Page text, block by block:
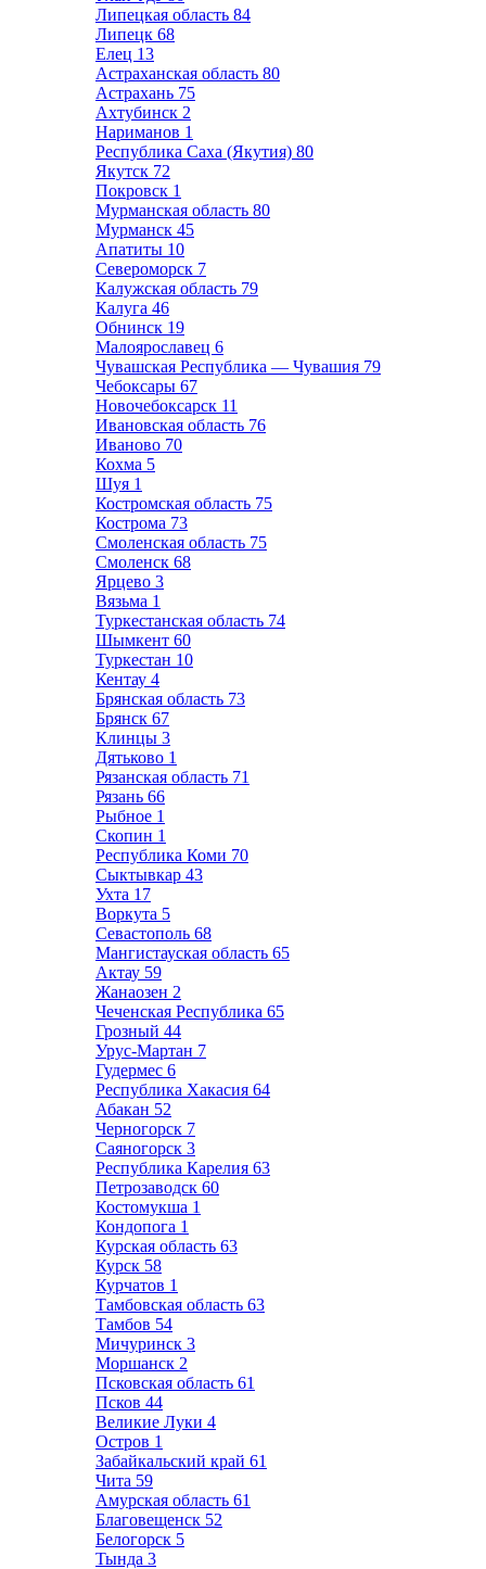
Липецкая область 84
Липецк 68
Елец 13
Астраханская область 80
Астрахань 75
Ахтубинск 2
Нариманов 1
Республика Саха (Якутия) 80
Якутск 72
Покровск 1
Мурманская область 80
Мурманск 45
Апатиты 10
Североморск 7
Калужская область 79
Калуга 46
Обнинск 19
Малоярославец 6
Чувашская Республика — Чувашия 79
Чебоксары 67
Новочебоксарск 11
Ивановская область 76
Иваново 70
Кохма 5
Шуя 1
Костромская область 75
Кострома 73
Смоленская область 75
Смоленск 68
Ярцево 3
Вязьма 1
Туркестанская область 74
Шымкент 60
Туркестан 10
Кентау 4
Брянская область 73
Брянск 67
Клинцы 3
Дятьково 1
Рязанская область 71
Рязань 66
Рыбное 1
Скопин 1
Республика Коми 70
Сыктывкар 43
Ухта 17
Воркута 5
Севастополь 68
Мангистауская область 65
Актау 59
Жанаозен 2
Чеченская Республика 65
Грозный 44
Урус-Мартан 7
Гудермес 6
Республика Хакасия 64
Абакан 52
Черногорск 7
Саяногорск 3
Республика Карелия 63
Петрозаводск 60
Костомукша 1
Кондопога 1
Курская область 63
Курск 58
Курчатов 1
Тамбовская область 63
Тамбов 54
Мичуринск 3
Моршанск 2
Псковская область 61
Псков 44
Великие Луки 4
Остров 1
Забайкальский край 61
Чита 59
Амурская область 61
Благовещенск 52
Белогорск 5
Тында 3